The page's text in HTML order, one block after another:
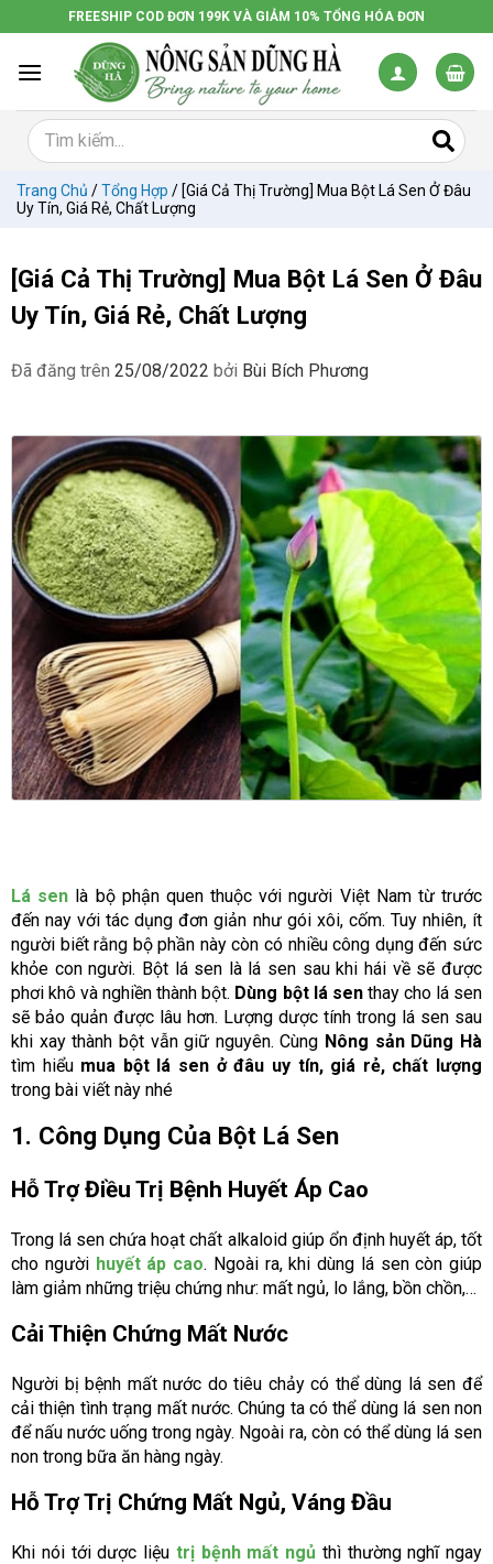
đến
dung
FREESHIP COD ĐƠN 199K VÀ GIẢM 10% TỔNG HÓA ĐƠN
Trang Chủ /Tổng Hợp / [Giá Cả Thị Trường] Mua Bột Lá Sen Ở Đâu
Uy Tín, Giá Rẻ, Chất Lượng
[Giá Cả Thị Trường] Mua Bột Lá Sen Ở Đâu
Uy Tín, Giá Rẻ, Chất Lượng
Đã đăng trên 25/08/2022 bởi Bùi Bích Phương
Lá sen là bộ phận quen thuộc với người Việt Nam từ trước
đến nay với tác dụng đơn giản như gói xôi, cốm. Tuy nhiên, ít
người biết rằng bộ phần này còn có nhiều công dụng đến sức
khỏe con người. Bột lá sen là lá sen sau khi hái về sẽ được
phơi khô và nghiền thành bột. Dùng bột lá senthay cho lá sen
sẽ bảo quản được lâu hơn. Lượng dược tính trong lá sen sau
khi xay thành bột vẫn giữ nguyên. Cùng Nông sản Dũng Hà
tìm hiểu mua bột lá sen ở đâu uy tín, giá rẻ, chất lượng
trong bài viết này nhé
1. Công Dụng Của Bột Lá Sen
Hỗ Trợ Điều Trị Bệnh Huyết Áp Cao
Trong lá sen chứa hoạt chất alkaloid giúp ổn định huyết áp, tốt
cho người huyết áp cao. Ngoài ra, khi dùng lá sen còn giúp
làm giảm những triệu chứng như: mất ngủ, lo lắng, bồn chồn,…
Cải Thiện Chứng Mất Nước
Người bị bệnh mất nước do tiêu chảy có thể dùng lá sen để
cải thiện tình trạng mất nước. Chúng ta có thể dùng lá sen non
để nấu nước uống trong ngày. Ngoài ra, còn có thể dùng lá sen
non trong bữa ăn hàng ngày.
Hỗ Trợ Trị Chứng Mất Ngủ, Váng Đầu
Khi nói tới dược liệu trị bệnh mất ngủ thì thường nghĩ ngay